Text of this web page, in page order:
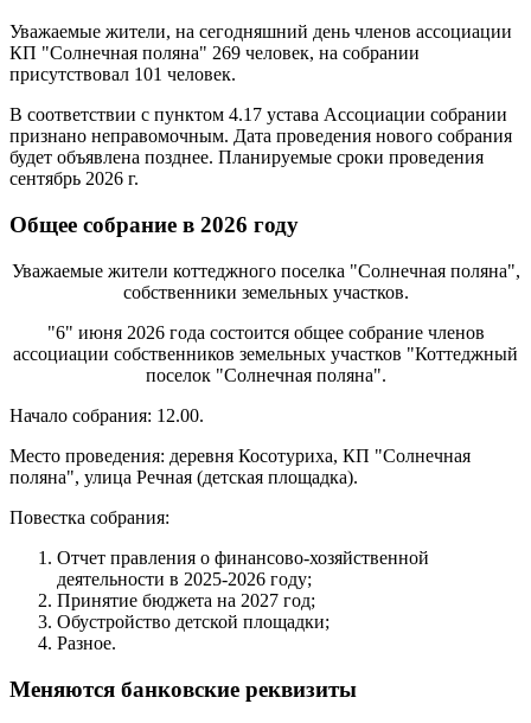
Уважаемые жители, на сегодняшний день членов ассоциации
КП "Солнечная поляна" 269 человек, на собрании
присутствовал 101 человек.
В соответствии с пунктом 4.17 устава Ассоциации собрании
признано неправомочным. Дата проведения нового собрания
будет объявлена позднее. Планируемые сроки проведения
сентябрь 2026 г.
Общее собрание в 2026 году
Уважаемые жители коттеджного поселка "Солнечная поляна",
собственники земельных участков.
"6" июня 2026 года состоится общее собрание членов
ассоциации собственников земельных участков "Коттеджный
поселок "Солнечная поляна".
Начало собрания: 12.00.
Место проведения: деревня Косотуриха, КП "Солнечная
поляна", улица Речная (детская площадка).
Повестка собрания:
Отчет правления о финансово-хозяйственной
деятельности в 2025-2026 году;
Принятие бюджета на 2027 год;
Обустройство детской площадки;
Разное.
Меняются банковские реквизиты